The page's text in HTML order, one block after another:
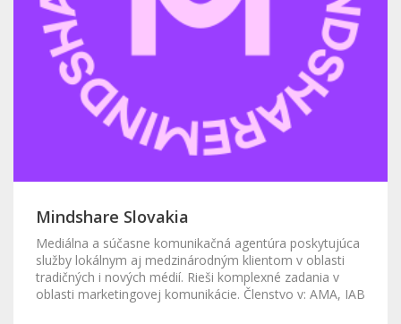
Mindshare Slovakia
Mediálna a súčasne komunikačná agentúra poskytujúca
služby lokálnym aj medzinárodným klientom v oblasti
tradičných i nových médií. Rieši komplexné zadania v
oblasti marketingovej komunikácie. Členstvo v: AMA, IAB